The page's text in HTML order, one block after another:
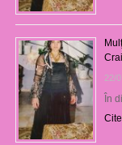
22/
În